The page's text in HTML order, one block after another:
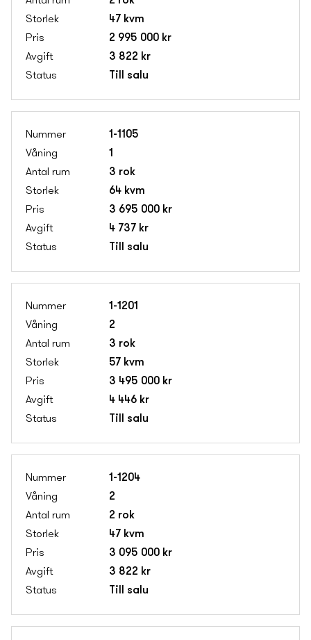
47 kvm
2 995 000 kr
3 822 kr
Till salu
1-1105
1
3 rok
64 kvm
3 695 000 kr
4 737 kr
Till salu
1-1201
2
3 rok
57 kvm
3 495 000 kr
4 446 kr
Till salu
1-1204
2
2 rok
47 kvm
3 095 000 kr
3 822 kr
Till salu